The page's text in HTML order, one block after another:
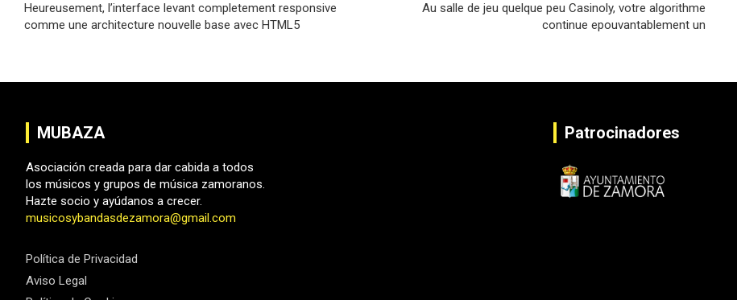
de
Heureusement, l’interface levant completement responsive
comme une architecture nouvelle base avec HTML5
Au salle de jeu quelque peu Casinoly, votre algorithme
continue epouvantablement un
MUBAZA
Asociación creada para dar cabida a todos
los músicos y grupos de música zamoranos.
Hazte socio y ayúdanos a crecer.
musicosybandasdezamora@gmail.com
Política de Privacidad
Aviso Legal
Patrocinadores